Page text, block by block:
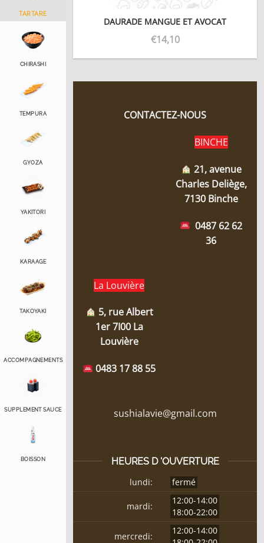
TARTARE
CHIRASHI
TEMPURA
GYOZA
YAKITORI
KARAAGE
TAKOYAKI
ACCOMPAGNEMENTS
SUPPLEMENT SAUCE
BOISSON
DAURADE MANGUE ET AVOCAT
€14,10
CONTACTEZ-NOUS
BINCHE
21, avenue
Charles Deliège,
7130 Binche
0487 62 62
36
La Louvière
5, rue Albert
1er 7I00 La
Louvière
0483 17 88 55
sushialavie@gmail.com
HEURES D 'OUVERTURE
lundi:
fermé
mardi:
12:00-14:00
18:00-22:00
mercredi:
12:00-14:00